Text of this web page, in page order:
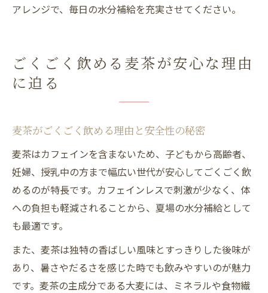
アレンジで、毎日の水分補給を充実させてください。
ごくごく飲める麦茶が安心な理由
に迫る
麦茶がごくごく飲める理由と安全性の秘密
麦茶はカフェインを含まないため、子どもから高齢者、
妊婦、授乳中の方まで幅広い世代が安心してごくごく飲
めるのが特長です。カフェインレスで刺激が少なく、体
への負担も軽減されることから、夏場の水分補給として
も最適です。
また、麦茶は独特の香ばしい風味とすっきりした後味が
あり、暑さやだるさを感じた時でも飲みやすいのが魅力
です。麦茶の主成分である大麦には、ミネラルや食物繊